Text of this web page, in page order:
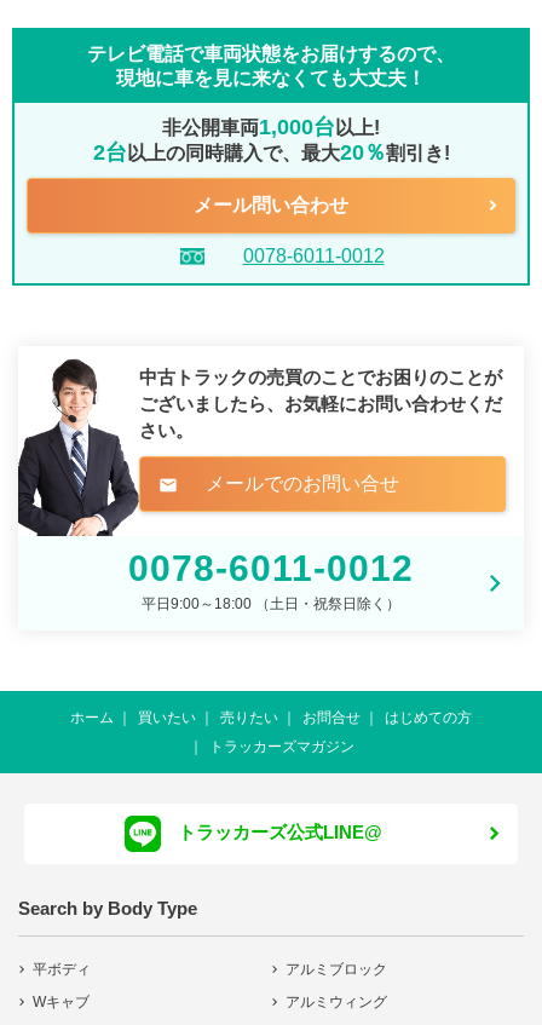
テレビ電話で車両状態をお届けするので、
現地に車を見に来なくても大丈夫！
非公開車両1,000台 以上!
2台 以上の同時購入で、最大20％割引き!
メール問い合わせ
0078-6011-0012
中古トラックの売買のことでお困りのことが
ございましたら、 お気軽にお問い合わせくだ
さい。
mail メールでのお問い合せ
0078-6011-0012
平日9:00～18:00 （土日・祝祭日除く）
ホーム 買いたい 売りたい お問合せ
はじめての方
トラッカーズマガジン
トラッカーズ公式LINE@
Search by Body Type
平ボディ
アルミブロック
Wキャブ
アルミウィング